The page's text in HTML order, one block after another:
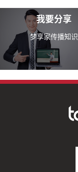
我要分享
梦享家传播知识